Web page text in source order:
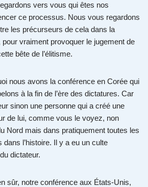
vers vous qui êtes nos
ce processus. Nous vous regardons
les précurseurs de cela dans la
vraiment provoquer le jugement de
bête de l’élitisme.
nous avons la conférence en Corée qui
à la fin de l’ère des dictatures. Car
sinon une personne qui a créé une
de lui, comme vous le voyez, non
Nord mais dans pratiquement toutes les
l’histoire. Il y a eu un culte
dictateur.
sûr, notre conférence aux États-Unis,